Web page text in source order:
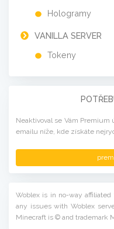
Hologramy
VANILLA SERVER
Tokeny
Neaktivoval se Vám Premium
emailu níže, kde získáte
Woblex is in no-way
any issues with Woblex
Minecraft is © and trademark